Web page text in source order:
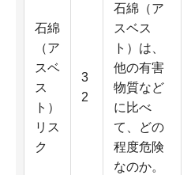
石綿
（ア
スベ
ス
ト）
リス
ク
3
2
石綿（ア
スベス
ト）は、
他の有害
物質など
に比べ
て、どの
程度危険
なのか。